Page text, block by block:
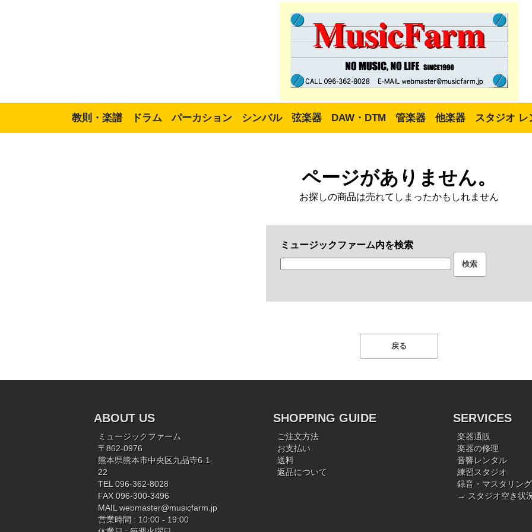
教則・楽譜 ドラム パーカション シンバル 弦楽器 DAW・DTM 管楽器 他楽器 スタジオ レ
ページがありません。
お探しの商品は売れてしまったかもしれません
ミュージックファーム内を検索
ABOUT US
ミュージックファーム
〒862-0976
熊本県熊本市中央区九品寺6-1-
22
TEL 096-362-8028
FAX 096-300-3496
MAIL webmaster@musicfarm.jp
営業時間 : 10:00 - 19:00
SHOPPING GUIDE
ご注文方法
お支払い
送料
返品について
SERVICES
楽器通販
楽器の修理
音響レンタル
練習スタジオ
録音・マスタリング
→ スタジオ空き状